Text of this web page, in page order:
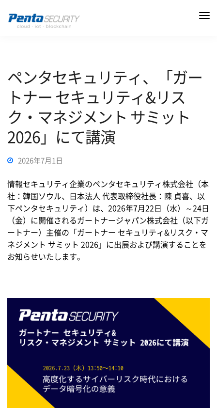
ペンタセキュリティ、「ガー
トナー セキュリティ&リス
ク・マネジメント サミット
2026」にて講演
2026年7月1日
情報セキュリティ企業のペンタセキュリティ株式会社（本
社：韓国ソウル、日本法人 代表取締役社長：陳 貞喜、以
下ペンタセキュリティ）は、2026年7月22日（水）～24日
（金）に開催されるガートナージャパン株式会社（以下ガ
ートナー）主催の「ガートナー セキュリティ&リスク・マ
ネジメント サミット 2026」に出展および講演することを
お知らせいたします。